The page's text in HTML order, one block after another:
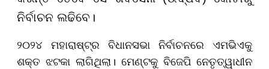
ନିର୍ବାଚନ ଲଢିବେ।
୨୦୨୪ ମହାରାଷ୍ଟ୍ର ବିଧାନସଭା ନିର୍ବାଚନରେ ଏମଭିଏକୁ
ଶକ୍ତ ଝଟକା ଲାଗିଥିଲା। ମେଣ୍ଟକୁ ବିଜେପି ନେତୃତ୍ୱାଧୀନ